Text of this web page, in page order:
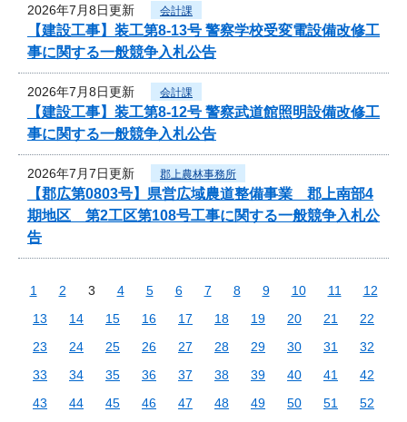
2026年7月8日更新 会計課
【建設工事】装工第8-13号 警察学校受変電設備改修工
事に関する一般競争入札公告
2026年7月8日更新 会計課
【建設工事】装工第8-12号 警察武道館照明設備改修工
事に関する一般競争入札公告
2026年7月7日更新 郡上農林事務所
【郡広第0803号】県営広域農道整備事業 郡上南部4
期地区 第2工区第108号工事に関する一般競争入札公
告
1 2 3 4 5 6 7 8 9 10 11
12
13
14 15 16 17 18 19 20 21
22
23
24 25 26 27 28 29 30 31
32
33
34 35 36 37 38 39 40 41
42
43
44 45 46 47 48 49 50 51
52